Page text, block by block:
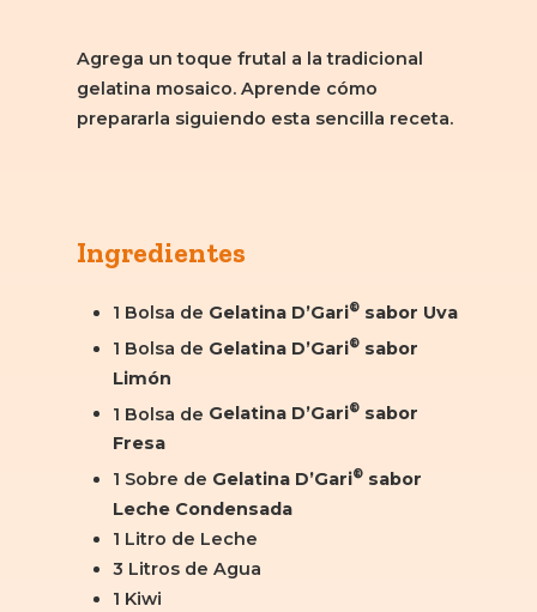
Agrega un toque frutal a la tradicional
gelatina mosaico. Aprende cómo
prepararla siguiendo esta sencilla receta.
Ingredientes
1 Bolsa de Gelatina D’Gari® sabor Uva
1 Bolsa de Gelatina D’Gari® sabor
Limón
1 Bolsa de Gelatina D’Gari® sabor
Fresa
1 Sobre de Gelatina D’Gari® sabor
Leche Condensada
1 Litro de Leche
3 Litros de Agua
1 Kiwi